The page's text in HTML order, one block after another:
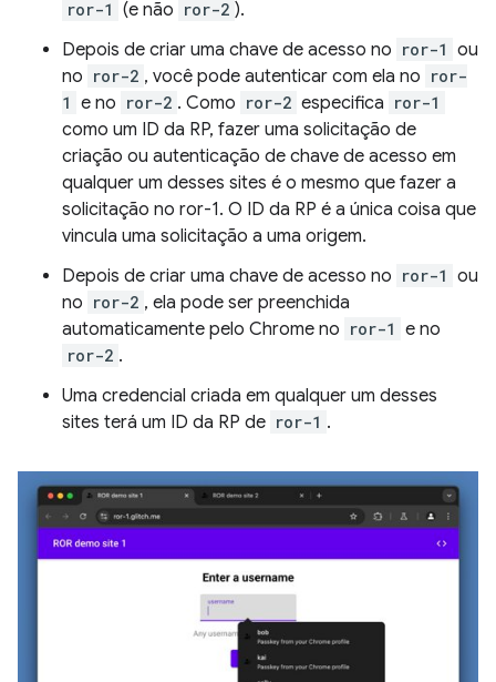
ror-1 (e não ror-2 ).
Depois de criar uma chave de acesso no ror-1 ou
no ror-2 , você pode autenticar com ela no ror-
1 e no ror-2 . Como ror-2 especifica ror-1
como um ID da RP, fazer uma solicitação de
criação ou autenticação de chave de acesso em
qualquer um desses sites é o mesmo que fazer a
solicitação no ror-1. O ID da RP é a única coisa que
vincula uma solicitação a uma origem.
Depois de criar uma chave de acesso no ror-1 ou
no ror-2 , ela pode ser preenchida
automaticamente pelo Chrome no ror-1 e no
ror-2 .
Uma credencial criada em qualquer um desses
sites terá um ID da RP de ror-1 .